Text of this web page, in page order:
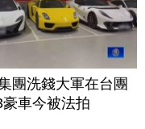
團洗錢大軍在台團
車今被法拍